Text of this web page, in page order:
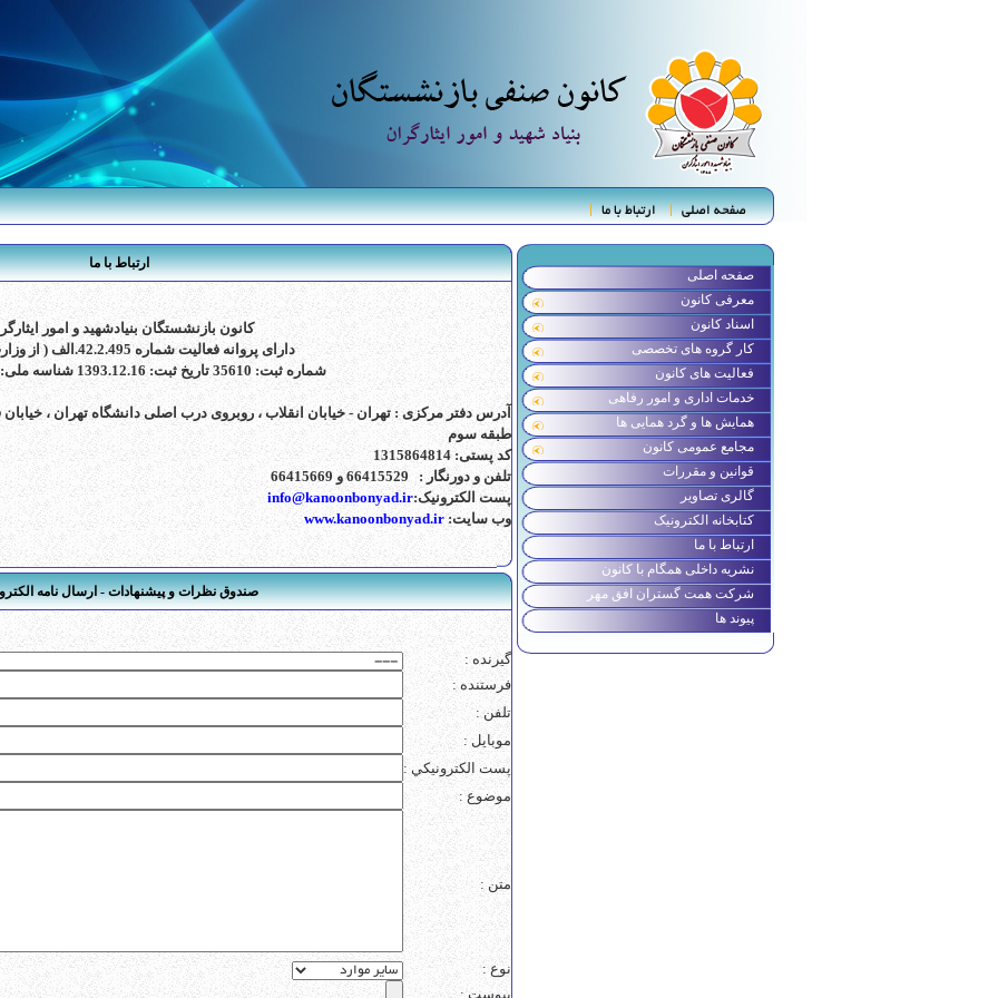
صفحه اصلی ارتباط با ما
صفحه اصلی
معرفی کانون
اسناد کانون
کار گروه های تخصصی
فعالیت های کانون
خدمات اداری و امور رفاهی
همایش ها و گرد همایی ها
مجامع عمومی کانون
قوانین و مقررات
گالری تصاویر
کتابخانه الکترونیک
ارتباط با ما
نشریه داخلی همگام با کانون
شرکت همت گستران افق مهر
پیوند ها
ارتباط با ما
کانون بازنشستگان بنیادشهید و امور
دارای پروانه فعالیت شماره 42.2.495.الف ( از وزارت کشور )
شماره ثبت: 35610 تاریخ ثبت: 1393.12.16 شناسه ملی: 14004781575
آدرس دفتر مرکزی : تهران -
طبقه سوم
کد پستی: 1315864814
تلفن و دورنگار : 66415529 و 66415669
پست الکترونیک:info@kanoonbonyad.ir
وب سایت: www.kanoonbonyad.ir
صندوق نظرات و پیشنهادات - ارسال نامه
گيرنده :
فرستنده :
تلفن :
موبایل :
پست الکترونيکي :
موضوع :
متن :
نوع :
پیوست :